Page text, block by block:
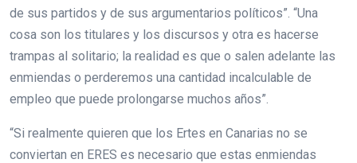
de sus partidos y de sus argumentarios políticos”. “Una
cosa son los titulares y los discursos y otra es hacerse
trampas al solitario; la realidad es que o salen adelante las
enmiendas o perderemos una cantidad incalculable de
empleo que puede prolongarse muchos años”.
“Si realmente quieren que los Ertes en Canarias no se
conviertan en ERES es necesario que estas enmiendas